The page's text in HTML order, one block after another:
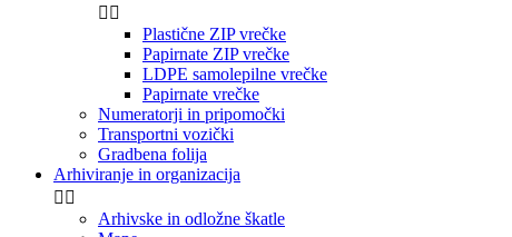
 
Plastične ZIP vrečke
Papirnate ZIP vrečke
LDPE samolepilne vrečke
Papirnate vrečke
Numeratorji in pripomočki
Transportni vozički
Gradbena folija
Arhiviranje in organizacija
 
Arhivske in odložne škatle